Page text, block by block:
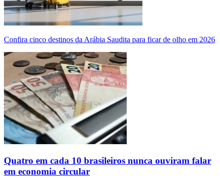
Confira cinco destinos da Arábia Saudita para ficar de olho em 2026
Quatro em cada 10 brasileiros nunca ouviram falar
em economia circular